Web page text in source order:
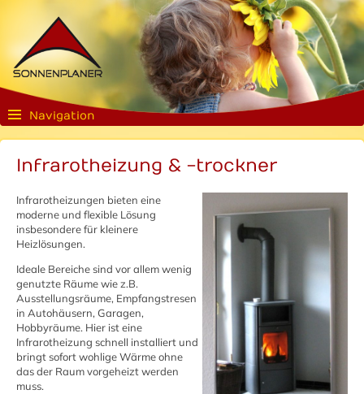
Navigation
Infrarotheizung & -trockner
Infrarotheizungen bieten eine
moderne und flexible Lösung
insbesondere für kleinere
Heizlösungen.
Ideale Bereiche sind vor allem wenig
genutzte Räume wie z.B.
Ausstellungsräume, Empfangstresen
in Autohäusern, Garagen,
Hobbyräume. Hier ist eine
Infrarotheizung schnell installiert und
bringt sofort wohlige Wärme ohne
das der Raum vorgeheizt werden
muss.